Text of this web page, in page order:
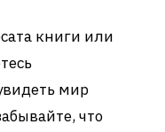
книги или
мир
что